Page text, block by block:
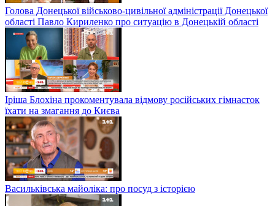
Голова Донецької військово-цивільної адміністрації Донецької
області Павло Кириленко про ситуацію в Донецькій області
Іріша Блохіна прокоментувала відмову російських гімнасток
їхати на змагання до Києва
Васильківська майоліка: про посуд з історією